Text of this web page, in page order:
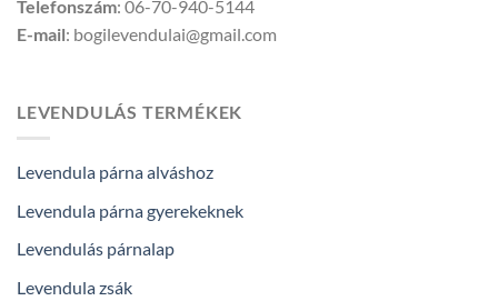
Telefonszám: 06-70-940-5144
E-mail: bogilevendulai@gmail.com
LEVENDULÁS TERMÉKEK
Levendula párna alváshoz
Levendula párna gyerekeknek
Levendulás párnalap
Levendula zsák